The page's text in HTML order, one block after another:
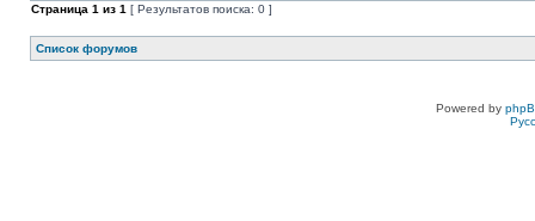
Страница 1 из 1 [ Результатов поиска: 0 ]
Список форумов
Powered by